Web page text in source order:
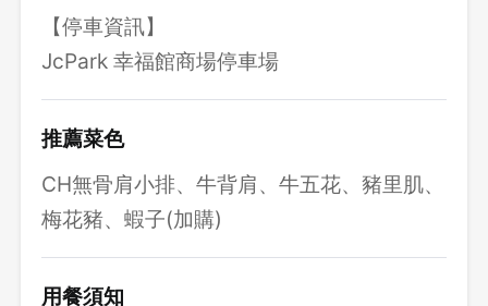
【停車資訊】
JcPark 幸福館商場停車場
推薦菜色
CH無骨肩小排、牛背肩、牛五花、豬里肌、
梅花豬、蝦子(加購)
用餐須知